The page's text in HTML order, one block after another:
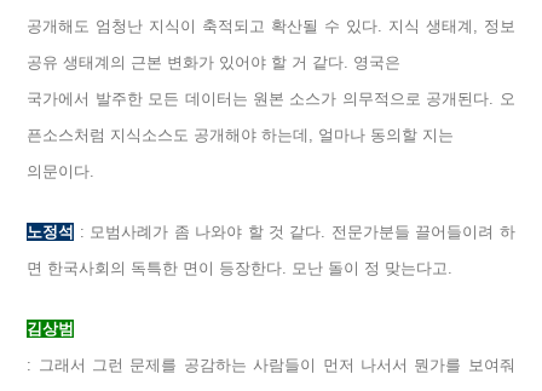
공개해도 엄청난 지식이 축적되고 확산될 수 있다. 지식 생태계, 정보
공유 생태계의 근본 변화가 있어야 할 거 같다. 영국은
국가에서 발주한 모든 데이터는 원본 소스가 의무적으로 공개된다. 오
픈소스처럼 지식소스도 공개해야 하는데, 얼마나 동의할 지는
의문이다.
노정석 : 모범사례가 좀 나와야 할 것 같다. 전문가분들 끌어들이려 하
면 한국사회의 독특한 면이 등장한다. 모난 돌이 정 맞는다고.
김상범
: 그래서 그런 문제를 공감하는 사람들이 먼저 나서서 뭔가를 보여줘